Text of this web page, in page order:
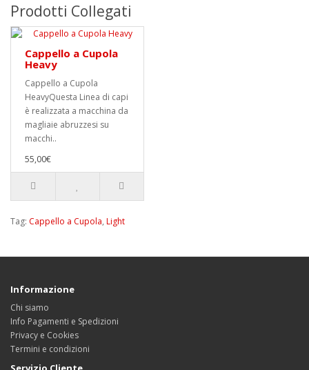
Prodotti Collegati
Cappello a Cupola
Heavy
Cappello a Cupola
HeavyQuesta Linea di capi
è realizzata a macchina da
magliaie abruzzesi su
macchi..
55,00€
Tag: Cappello a Cupola, Light
Informazione
Chi siamo
Info Pagamenti e Spedizioni
Privacy e Cookies
Termini e condizioni